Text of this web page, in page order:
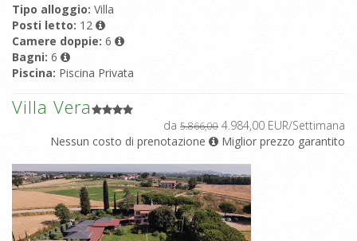
Tipo alloggio: Villa
Posti letto: 12
Camere doppie: 6
Bagni: 6
Piscina: Piscina Privata
Villa Vera
da 5.866,00 4.984,00 EUR/Settimana
Nessun costo di prenotazione
Miglior prezzo garantito